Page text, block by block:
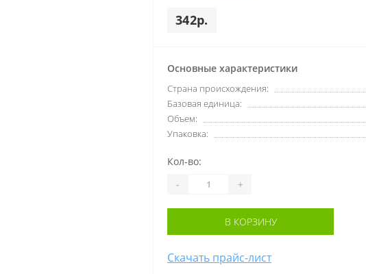
342р.
Основные характеристики
Cтрана происхождения:
Базовая единица:
Объем:
Упаковка:
Кол-во:
- +
В КОРЗИНУ
Скачать прайс-лист